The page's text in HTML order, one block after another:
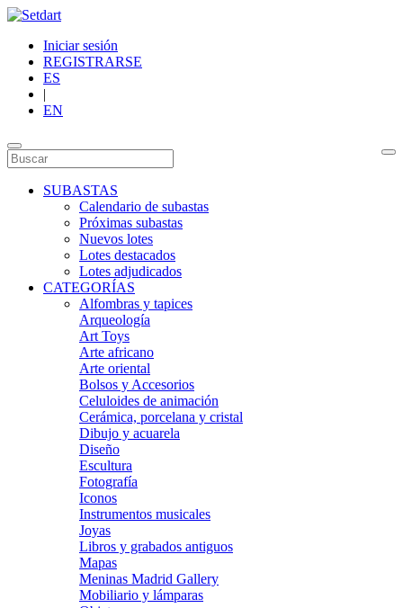
Iniciar sesión
REGISTRARSE
ES
|
EN
SUBASTAS
Calendario de subastas
Próximas subastas
Nuevos lotes
Lotes destacados
Lotes adjudicados
CATEGORÍAS
Alfombras y tapices
Arqueología
Art Toys
Arte africano
Arte oriental
Bolsos y Accesorios
Celuloides de animación
Cerámica, porcelana y cristal
Dibujo y acuarela
Diseño
Escultura
Fotografía
Iconos
Instrumentos musicales
Joyas
Libros y grabados antiguos
Mapas
Meninas Madrid Gallery
Mobiliario y lámparas